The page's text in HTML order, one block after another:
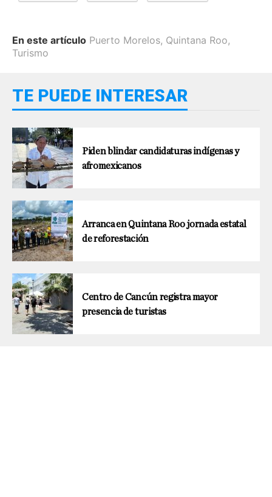
En este artículo Puerto Morelos, Quintana Roo,
Turismo
TE PUEDE INTERESAR
Piden blindar candidaturas indígenas y
afromexicanos
Arranca en Quintana Roo jornada estatal
de reforestación
Centro de Cancún registra mayor
presencia de turistas